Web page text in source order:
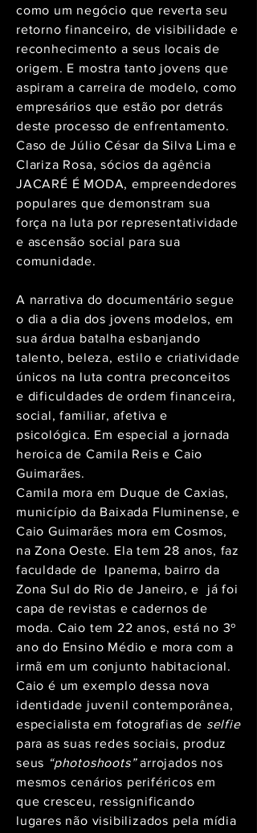
como um negócio que reverta seu
retorno financeiro, de visibilidade e
reconhecimento a seus locais de
origem. E mostra tanto jovens que
aspiram a carreira de modelo, como
empresários que estão por detrás
deste processo de enfrentamento.
Caso de Júlio César da Silva Lima e
Clariza Rosa, sócios da agência
JACARÉ É MODA, empreendedores
populares que demonstram sua
força na luta por representatividade
e ascensão social para sua
comunidade.
A narrativa do documentário segue
o dia a dia dos jovens modelos, em
sua árdua batalha esbanjando
talento, beleza, estilo e criatividade
únicos na luta contra preconceitos
e dificuldades de ordem financeira,
social, familiar, afetiva e
psicológica. Em especial a jornada
heroica de Camila Reis e Caio
Guimarães.
Camila mora em Duque de Caxias,
município da Baixada Fluminense, e
Caio Guimarães mora em Cosmos,
na Zona Oeste. Ela tem 28 anos, faz
faculdade de Ipanema, bairro da
Zona Sul do Rio de Janeiro, e já foi
capa de revistas e cadernos de
moda. Caio tem 22 anos, está no 3º
ano do Ensino Médio e mora com a
irmã em um conjunto habitacional.
Caio é um exemplo dessa nova
identidade juvenil contemporânea,
especialista em fotografias de selfie
para as suas redes sociais, produz
seus “photoshoots”arrojados nos
mesmos cenários periféricos em
que cresceu, ressignificando
lugares não visibilizados pela mídia